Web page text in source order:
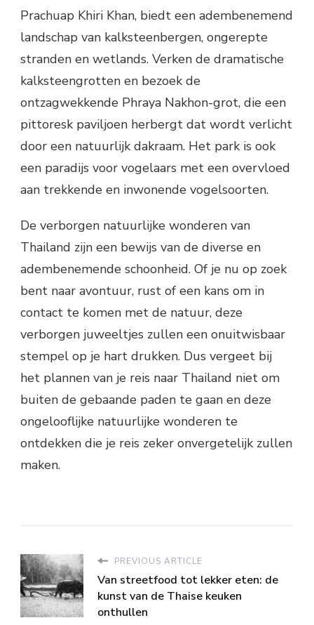
Prachuap Khiri Khan, biedt een adembenemend
landschap van kalksteenbergen, ongerepte
stranden en wetlands. Verken de dramatische
kalksteengrotten en bezoek de
ontzagwekkende Phraya Nakhon-grot, die een
pittoresk paviljoen herbergt dat wordt verlicht
door een natuurlijk dakraam. Het park is ook
een paradijs voor vogelaars met een overvloed
aan trekkende en inwonende vogelsoorten.
De verborgen natuurlijke wonderen van
Thailand zijn een bewijs van de diverse en
adembenemende schoonheid. Of je nu op zoek
bent naar avontuur, rust of een kans om in
contact te komen met de natuur, deze
verborgen juweeltjes zullen een onuitwisbaar
stempel op je hart drukken. Dus vergeet bij
het plannen van je reis naar Thailand niet om
buiten de gebaande paden te gaan en deze
ongelooflijke natuurlijke wonderen te
ontdekken die je reis zeker onvergetelijk zullen
maken.
PREVIOUS ARTICLE
Van streetfood tot lekker eten: de
kunst van de Thaise keuken
onthullen